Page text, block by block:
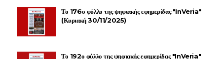
Το 176ο φύλλο της ψηφιακής εφημερίδας "InVeria"
(Κυριακή 30/11/2025)
Το 192ο φύλλο της ψηφιακής εφημερίδας "InVeria"